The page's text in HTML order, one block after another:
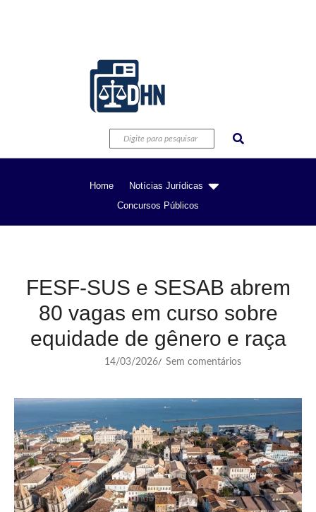
Home
Notícias Jurídicas
Concursos Públicos
FESF-SUS e SESAB abrem
80 vagas em curso sobre
equidade de gênero e raça
14/03/2026/ Sem comentários